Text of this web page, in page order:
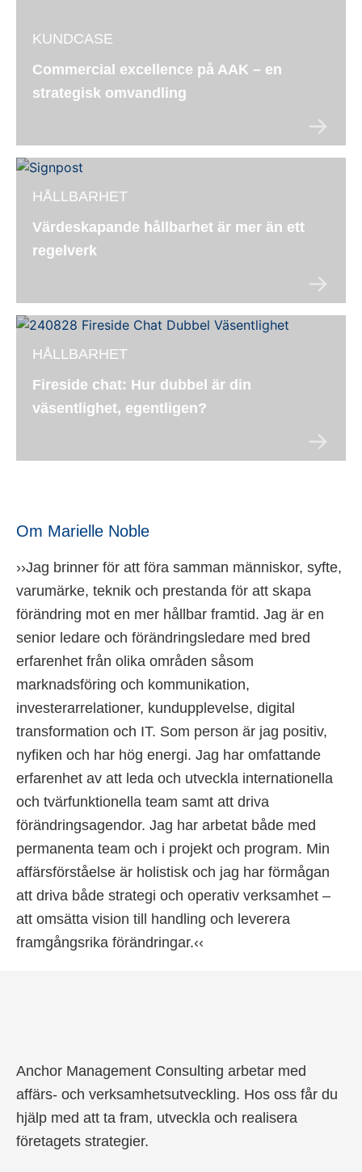
KUNDCASE
Commercial excellence på AAK – en
strategisk omvandling
HÅLLBARHET
Värdeskapande hållbarhet är mer än ett
regelverk
HÅLLBARHET
Fireside chat: Hur dubbel är din
väsentlighet, egentligen?
Om Marielle Noble
››Jag brinner för att föra samman människor, syfte,
varumärke, teknik och prestanda för att skapa
förändring mot en mer hållbar framtid. Jag är en
senior ledare och förändringsledare med bred
erfarenhet från olika områden såsom
marknadsföring och kommunikation,
investerarrelationer, kundupplevelse, digital
transformation och IT. Som person är jag positiv,
nyfiken och har hög energi. Jag har omfattande
erfarenhet av att leda och utveckla internationella
och tvärfunktionella team samt att driva
förändringsagendor. Jag har arbetat både med
permanenta team och i projekt och program. Min
affärsförståelse är holistisk och jag har förmågan
att driva både strategi och operativ verksamhet –
att omsätta vision till handling och leverera
framgångsrika förändringar.‹‹
Anchor Management Consulting arbetar med
affärs- och verksamhetsutveckling. Hos oss får du
hjälp med att ta fram, utveckla och realisera
företagets strategier.